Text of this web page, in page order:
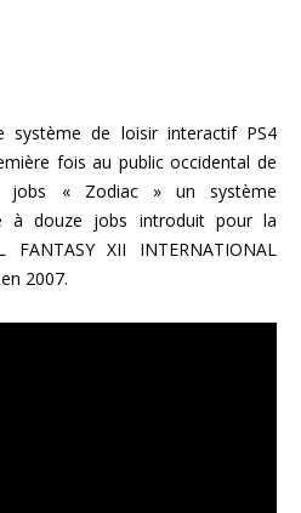
système de loisir interactif PS4
fois au public occidental de
jobs « Zodiac » un système
à douze jobs introduit pour la
XII INTERNATIONAL
2007.